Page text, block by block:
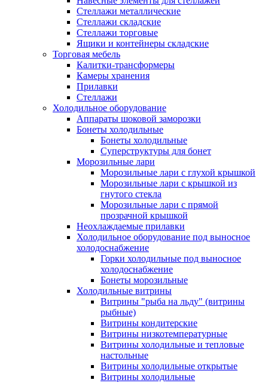
Стеллажи металлические
Стеллажи складские
Стеллажи торговые
Ящики и контейнеры складские
Торговая мебель
Калитки-трансформеры
Камеры хранения
Прилавки
Стеллажи
Холодильное оборудование
Аппараты шоковой заморозки
Бонеты холодильные
Бонеты холодильные
Суперструктуры для бонет
Морозильные лари
Морозильные лари с глухой крышкой
Морозильные лари с крышкой из
гнутого стекла
Морозильные лари с прямой
прозрачной крышкой
Неохлаждаемые прилавки
Холодильное оборудование под выносное
холодоснабжение
Горки холодильные под выносное
холодоснабжение
Бонеты морозильные
Холодильные витрины
Витрины "рыба на льду" (витрины
рыбные)
Витрины кондитерские
Витрины низкотемпературные
Витрины холодильные и тепловые
настольные
Витрины холодильные открытые
Витрины холодильные